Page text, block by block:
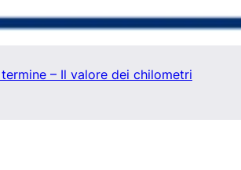
– Il valore dei chilometri